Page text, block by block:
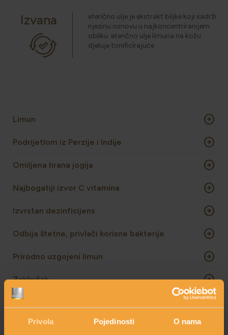
Privola Pojedinosti O nama
ZLATNI ELIKSIR MEDITERANA: ZAŠTO NAŠA KOŽA
OBOŽAVA SMILJE?
Izvana
eterično ulje je ekstrakt biljke koji sadrži
njezinu osnovu u najkoncentriranijem
obliku. eterično ulje limuna na kožu
djeluje tonificirajuće
Limun arrow_circle_right
Podrijetlom iz Perzije i Indije arrow_circle_right
Omiljena hrana jogija arrow_circle_right
Najbogatiji izvor C vitamina arrow_circle_right
Izvrstan dezinficijens arrow_circle_right
Odbija štetne, privlači korisne bakterije arrow_circle_right
Prirodno uzgojeni limun arrow_circle_right
Zaključak arrow_circle_right
OVAJ SASTOJAK SADRŽE SLJEDEĆI